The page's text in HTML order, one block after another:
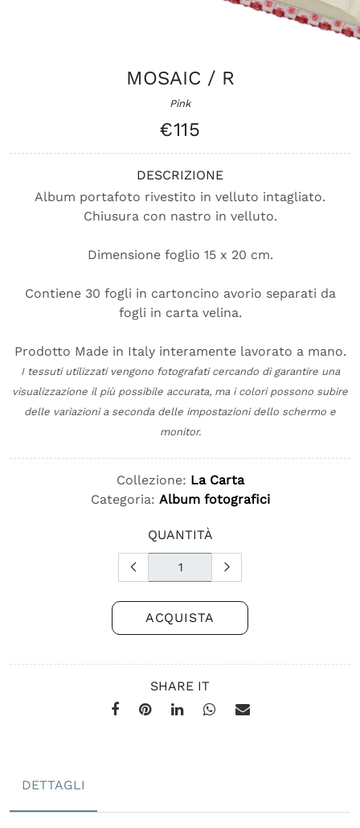
MOSAIC / R
Pink
€115
DESCRIZIONE
Album portafoto rivestito in velluto intagliato.
Chiusura con nastro in velluto.
Dimensione foglio 15 x 20 cm.
Contiene 30 fogli in cartoncino avorio separati da
fogli in carta velina.
Prodotto Made in Italy interamente lavorato a mano.
I tessuti utilizzati vengono fotografati cercando di garantire una
visualizzazione il più possibile accurata, ma i colori possono subire
delle variazioni a seconda delle impostazioni dello schermo e
monitor.
Collezione: La Carta
Categoria: Album fotografici
QUANTITÀ
ACQUISTA
SHARE IT
DETTAGLI